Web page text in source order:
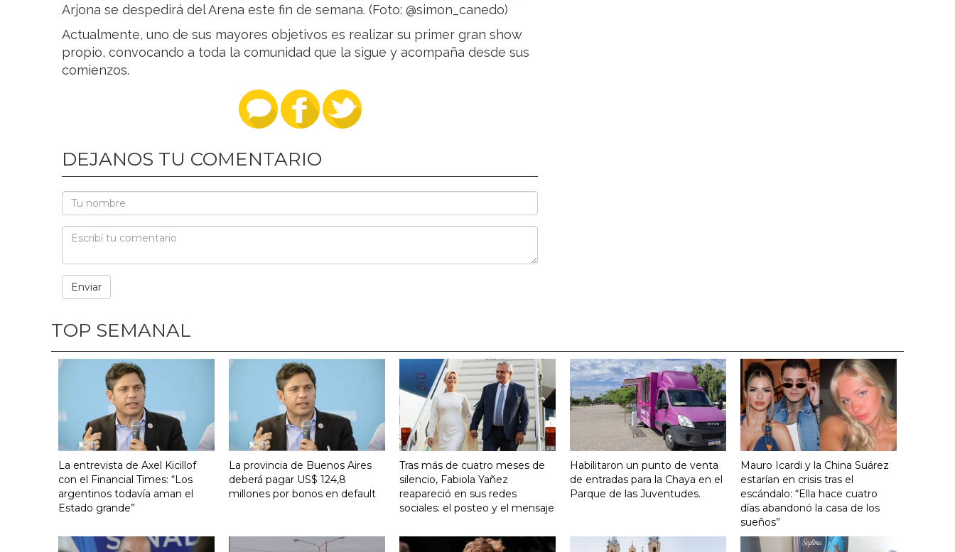
Arjona se despedirá del Arena este fin de semana. (Foto: @simon_canedo)
Actualmente, uno de sus mayores objetivos es realizar su primer gran show
propio, convocando a toda la comunidad que la sigue y acompaña desde sus
comienzos.
DEJANOS TU COMENTARIO
TOP SEMANAL
La entrevista de Axel Kicillof
con el Financial Times: “Los
argentinos todavía aman el
Estado grande”
La provincia de Buenos Aires
deberá pagar US$ 124,8
millones por bonos en default
Tras más de cuatro meses de
silencio, Fabiola Yañez
reapareció en sus redes
sociales: el posteo y el mensaje
Habilitaron un punto de venta
de entradas para la Chaya en el
Parque de las Juventudes.
Mauro Icardi y la China Suárez
estarían en crisis tras el
escándalo: “Ella hace cuatro
días abandonó la casa de los
sueños”